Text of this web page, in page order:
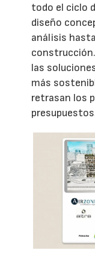
todo el ciclo
diseño
análisis
las
más
retrasan los